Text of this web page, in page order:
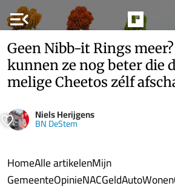
menu_open
Geen Nibb-it Rings
kunnen ze nog beter die
melige Cheetos zélf
Niels Herijgens
BN DeStem
HomeAlle artikelenMijn